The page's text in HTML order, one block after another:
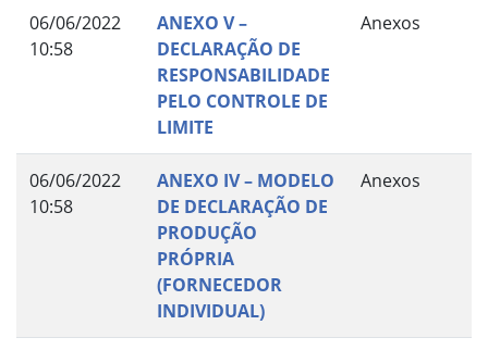
06/06/2022
10:58
ANEXO V –
DECLARAÇÃO DE
RESPONSABILIDADE
PELO CONTROLE DE
LIMITE
Anexos
06/06/2022
10:58
ANEXO IV – MODELO
DE DECLARAÇÃO DE
PRODUÇÃO
PRÓPRIA
(FORNECEDOR
INDIVIDUAL)
Anexos